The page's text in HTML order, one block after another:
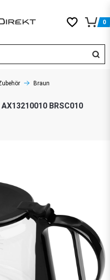
0
Braun
BRSC010